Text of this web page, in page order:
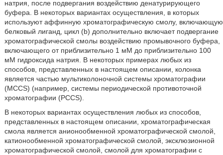
натрия, после подвергания воздействию денатурирующего
буфера. В некоторых вариантах осуществления, в которых
используют аффинную хроматографическую смолу, включающую
белковый лиганд, цикл (b) дополнительно включает подвергание
хроматографической смолы воздействию промывочного буфера,
включающего от приблизительно 1 мМ до приблизительно 100
мМ гидроксида натрия. В некоторых примерах любых из
способов, представленных в настоящем описании, колонка
является частью мультиколоночной системы хроматографии
(MCCS) (например, системы периодической противоточной
хроматографии (PCCS).
В некоторых вариантах осуществления любых из способов,
представленных в настоящем описании, хроматографическая
смола является анионообменной хроматографической смолой,
катионообменной хроматографической смолой, эксклюзионной
хроматографической смолой, смолой для хроматографии с